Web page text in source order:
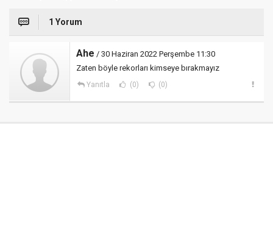
1 Yorum
Ahe / 30 Haziran 2022 Perşembe 11:30
Zaten böyle rekorları kimseye bırakmayız
Yanıtla (0) (0)